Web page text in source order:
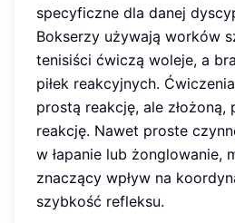
specyficzne dla danej
Bokserzy używają worków
tenisiści ćwiczą woleje, a
piłek reakcyjnych.
prostą reakcję, ale złożoną,
reakcję. Nawet proste
w łapanie lub żonglowanie,
znaczący wpływ na
szybkość refleksu.